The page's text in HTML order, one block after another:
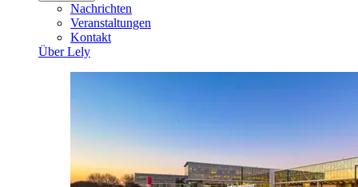
Nachrichten
Veranstaltungen
Kontakt
Über Lely